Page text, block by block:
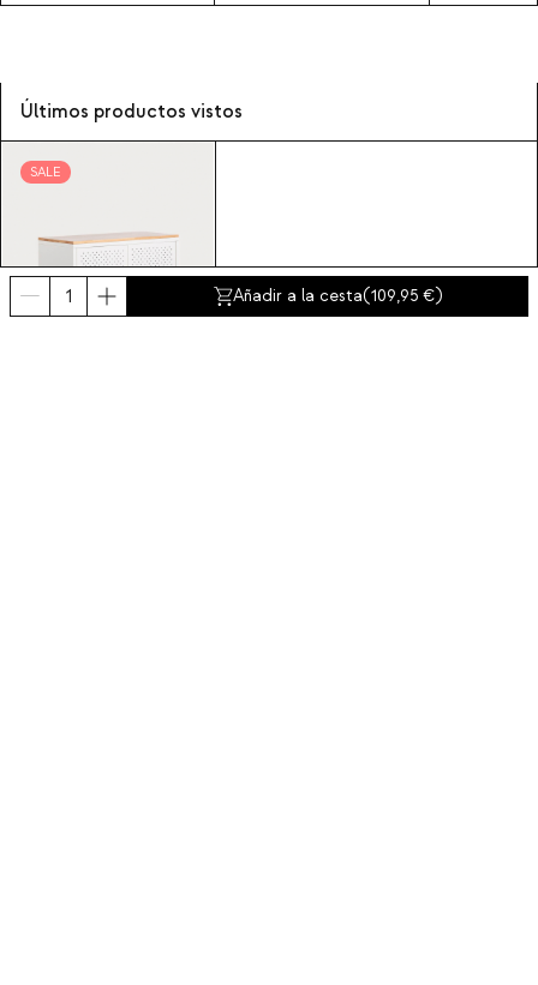
Añadir a la cesta(109,95 )
Últimos productos vistos
SALE